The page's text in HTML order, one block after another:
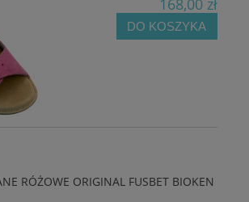
168,00 zł
DO KOSZYKA
RÓŻOWE ORIGINAL FUSBET BIOKEN